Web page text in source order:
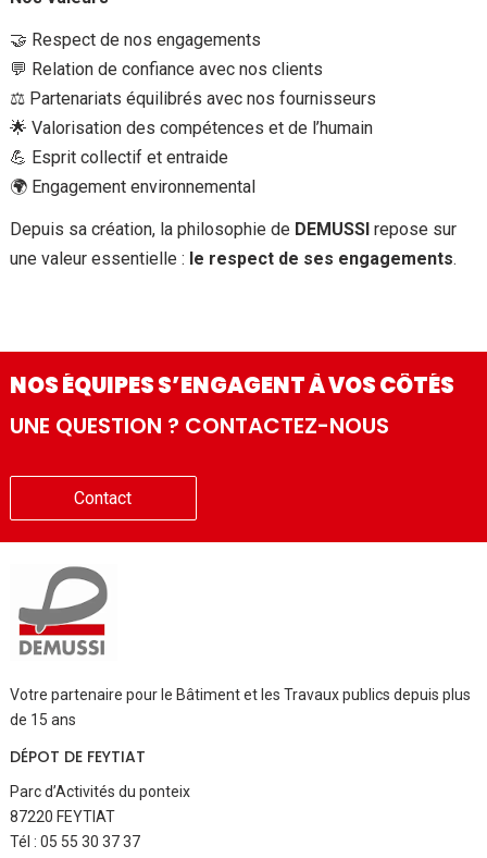
🤝 Respect de nos engagements
💬 Relation de confiance avec nos clients
⚖️ Partenariats équilibrés avec nos fournisseurs
🌟 Valorisation des compétences et de l’humain
💪 Esprit collectif et entraide
🌍 Engagement environnemental
Depuis sa création, la philosophie de DEMUSSIrepose sur
une valeur essentielle : le respect de ses engagements.
NOS ÉQUIPES S’ENGAGENT À VOS CÔTÉS
UNE QUESTION ? CONTACTEZ-NOUS
Contact
Votre partenaire pour le Bâtiment et les Travaux publics depuis plus
de 15 ans
DÉPOT DE FEYTIAT
Parc d’Activités du ponteix
87220 FEYTIAT
Tél : 05 55 30 37 37